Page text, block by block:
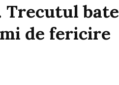
Trecutul bate
de fericire